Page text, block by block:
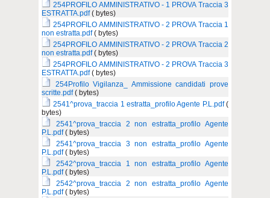
254PROFILO AMMINISTRATIVO - 1 PROVA Traccia 3
ESTRATTA.pdf ( bytes)
254PROFILO AMMINISTRATIVO - 2 PROVA Traccia 1
non estratta.pdf ( bytes)
254PROFILO AMMINISTRATIVO - 2 PROVA Traccia 2
non estratta.pdf ( bytes)
254PROFILO AMMINISTRATIVO - 2 PROVA Traccia 3
ESTRATTA.pdf ( bytes)
254Profilo Vigilanza_ Ammissione candidati prove
scritte.pdf ( bytes)
2541^prova_traccia 1 estratta_profilo Agente P.L.pdf (
bytes)
2541^prova_traccia 2 non estratta_profilo Agente
P.L.pdf ( bytes)
2541^prova_traccia 3 non estratta_profilo Agente
P.L.pdf ( bytes)
2542^prova_traccia 1 non estratta_profilo Agente
P.L.pdf ( bytes)
2542^prova_traccia 2 non estratta_profilo Agente
P.L.pdf ( bytes)